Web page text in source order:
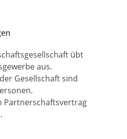
übt
aus.
Gesellschaft sind
Partnerschaftsvertrag